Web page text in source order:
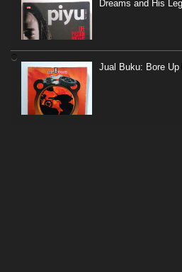
Dreams and His
Jual Buku: Bore